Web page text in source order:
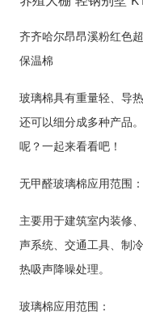
齐齐哈尔昂昂溪粉红色
保温棉
玻璃棉具有重量轻、导
还可以细分成多种产品
呢？一起来看看吧！
无甲醛玻璃棉应用范围：
主要用于建筑室内装修
声系统、交通工具、制
热吸声降噪处理。
玻璃棉应用范围：